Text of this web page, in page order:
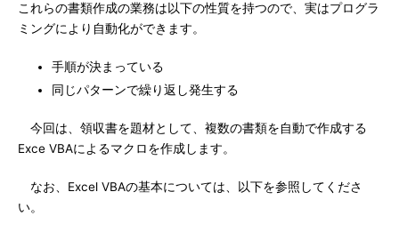
これらの書類作成の業務は以下の性質を持つので、実はプログラ
ミングにより自動化ができます。
手順が決まっている
同じパターンで繰り返し発生する
今回は、領収書を題材として、複数の書類を自動で作成する
Exce VBAによるマクロを作成します。
なお、Excel VBAの基本については、以下を参照してくださ
い。